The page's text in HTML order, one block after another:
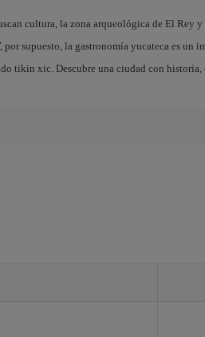
cultura, la zona arqueológica de El Rey
supuesto, la gastronomía yucateca es un
tikin xic. Descubre una ciudad con